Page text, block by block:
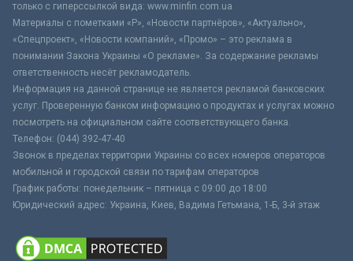
только с гиперссылкой вида: www.minfin.com.ua
Материалы с пометками «Р», «Новости партнёров», «Актуально»,
«Спецпроект», «Новости компаний», «Промо» – это реклама в
понимании Закона Украины «О рекламе». За содержание рекламы
ответственность несёт рекламодатель.
Информация на данной странице не является рекламой банковских
услуг. Проверенную банком информацию о продуктах и услугах можно
посмотреть на официальном сайте соответствующего банка.
Телефон: (044) 392-47-40
Звонок в пределах территории Украины со всех номеров операторов
мобильной и городской связи по тарифам операторов
График работы: понедельник – пятница с 09:00 до 18:00
Юридический адрес: Украина, Киев, Вадима Гетьмана, 1-Б, 3-й этаж